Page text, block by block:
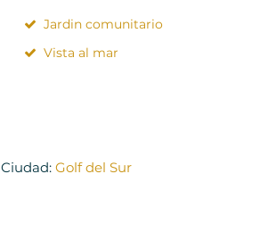
Jardin comunitario
Vista al mar
Ciudad: Golf del Sur